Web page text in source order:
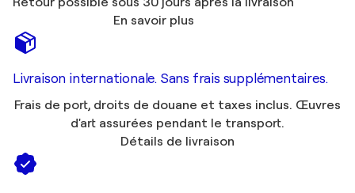
En savoir plus
Livraison internationale. Sans frais supplémentaires.
Frais de port, droits de douane et taxes inclus. Œuvres
d'art assurées pendant le transport.
Détails de livraison